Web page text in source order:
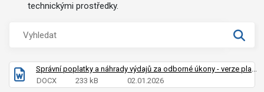
technickými prostředky.
Správní poplatky a náhrady výdajů za odborné úkony - verze platná od 01.01.2026
DOCX 233 kB 02.01.2026